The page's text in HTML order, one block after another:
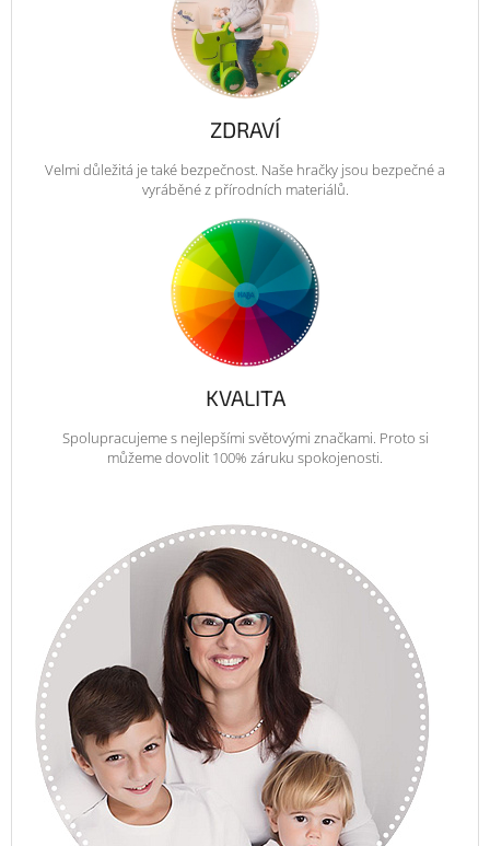
ZDRAVÍ
Velmi důležitá je také bezpečnost. Naše hračky jsou bezpečné a
vyráběné z přírodních materiálů.
KVALITA
Spolupracujeme s nejlepšími světovými značkami. Proto si
můžeme dovolit 100% záruku spokojenosti.